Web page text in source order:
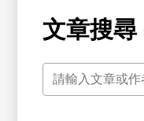
文章搜尋
關鍵字